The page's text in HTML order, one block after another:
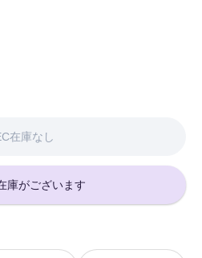
在庫なし
庫がございます